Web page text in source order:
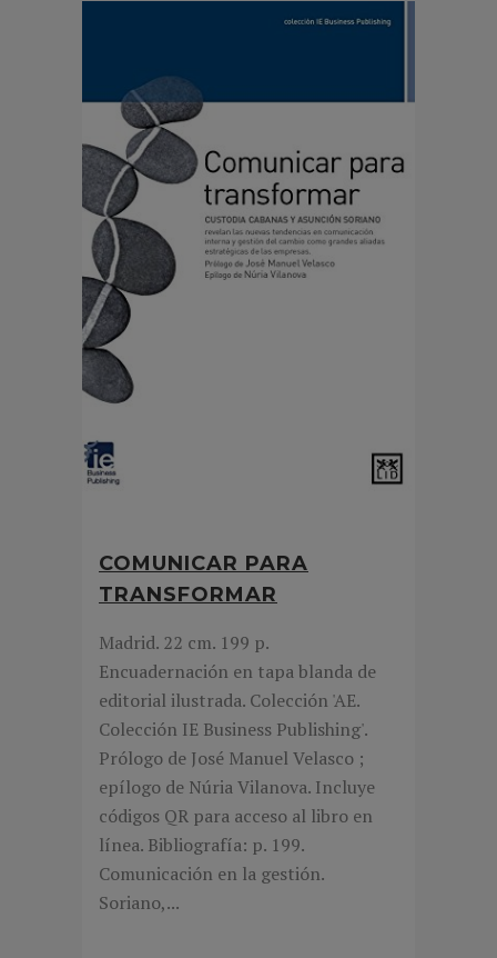
COMUNICAR PARA
TRANSFORMAR
Madrid. 22 cm. 199 p.
Encuadernación en tapa blanda de
editorial ilustrada. Colección 'AE.
Colección IE Business Publishing'.
Prólogo de José Manuel Velasco ;
epílogo de Núria Vilanova. Incluye
códigos QR para acceso al libro en
línea. Bibliografía: p. 199.
Comunicación en la gestión.
Soriano,...